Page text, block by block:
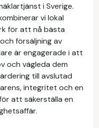
i Sverige.
vi lokal
för att nå bästa
försäljning av
är engagerade i att
och vägleda dem
till avslutad
integritet och en
att säkerställa en